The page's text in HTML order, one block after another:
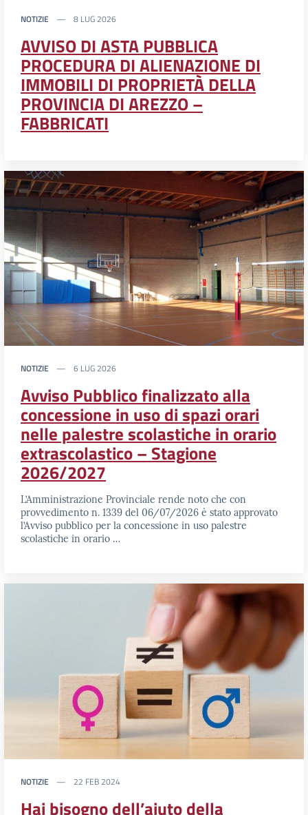
NOTIZIE 8 LUG 2026
AVVISO DI ASTA PUBBLICA
PROCEDURA DI ALIENAZIONE DI
IMMOBILI DI PROPRIETÀ DELLA
PROVINCIA DI AREZZO –
FABBRICATI
NOTIZIE 6 LUG 2026
Avviso Pubblico finalizzato alla
concessione in uso di spazi orari
nelle palestre scolastiche in orario
extrascolastico – Stagione
2026/2027
L’Amministrazione Provinciale rende noto che con
provvedimento n. 1339 del 06/07/2026 è stato approvato
l’Avviso pubblico per la concessione in uso palestre
scolastiche in orario …
NOTIZIE 22 FEB 2024
Hai bisogno dell’aiuto della